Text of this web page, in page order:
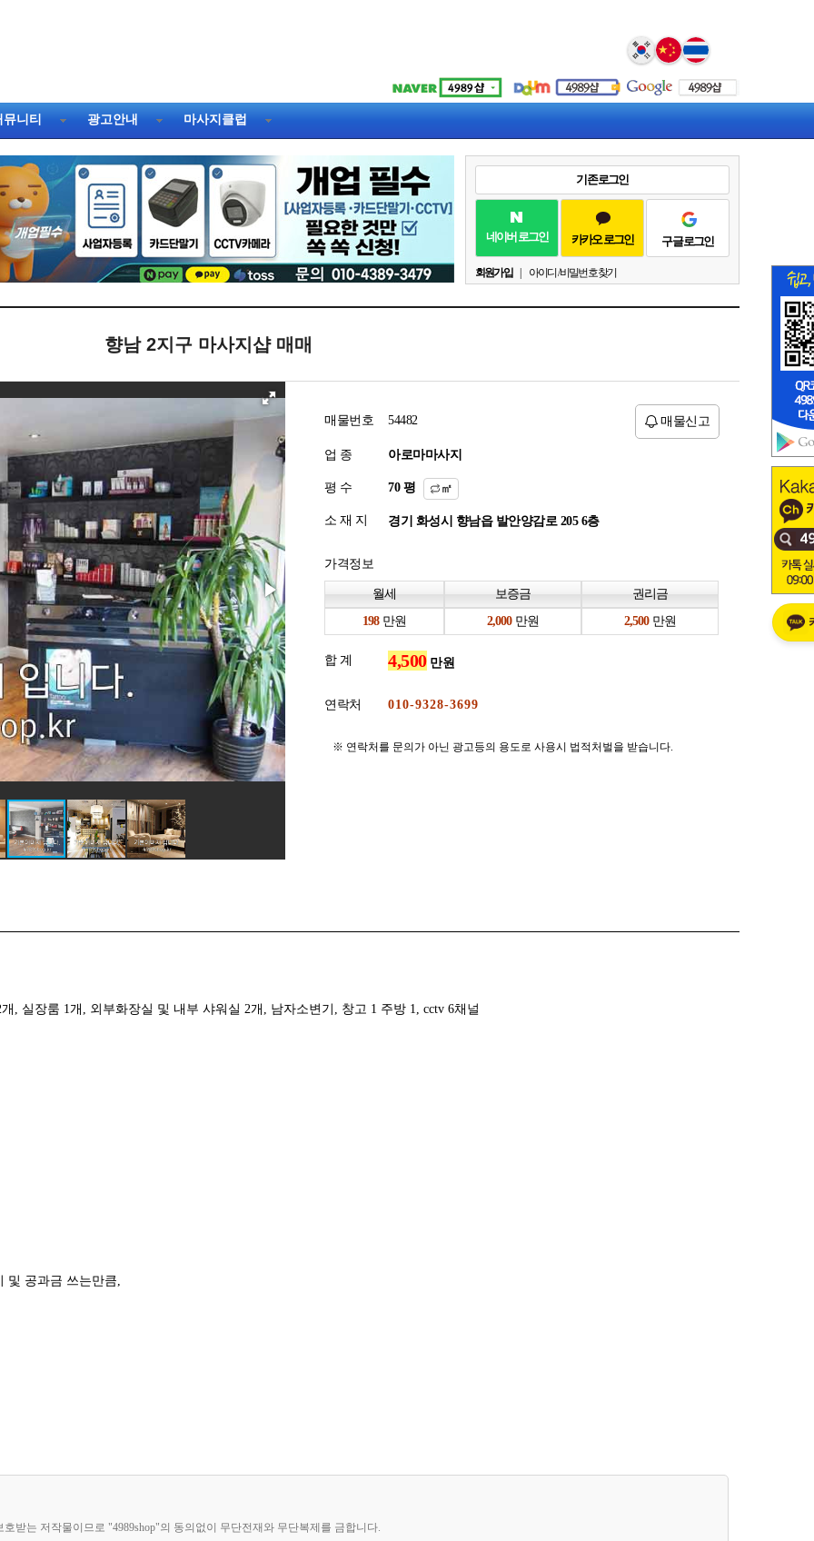
Select Language ▼
뮤니티 광고안내 마사지클럽
기존 로그인
네이버 로그인 카카오 로그인 구글 로그인
회원가입 아이디 / 비밀번호 찾기
향남 2지구 마사지샵 매매
매물번호 54482 매물신고
업 종 아로마마사지
평 수 평 ㎡
소 재 지 경기 화성시 향남읍 발안양감로 205 6층
가격정보
월세 보증금
권리금
만원
만원 만원
합 계 만원
연락처
※ 연락처를 문의가 아닌 광고등의 용도로 사용시 법적처벌을 받습니다.
, 실장룸 1개, 외부화장실 및 내부 샤워실 2개, 남자소변기, 창고 1 주방 1, cctv 6채널
및 공과금 쓰는만큼,
받는 저작물이므로 "4989shop"의 동의없이 무단전재와 무단복제를 금합니다.